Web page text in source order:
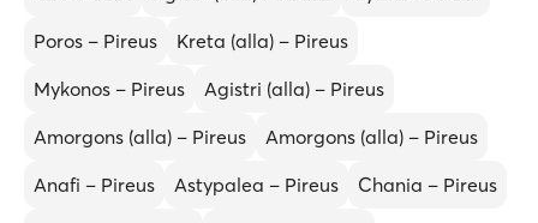
Poros – Pireus
Kreta (alla) – Pireus
Mykonos – Pireus
Agistri (alla) – Pireus
Amorgons (alla) – Pireus
Amorgons (alla) – Pireus
Anafi – Pireus
Astypalea – Pireus
Chania – Pireus